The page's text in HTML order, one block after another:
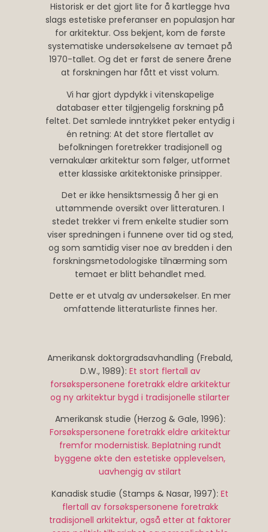
Historisk er det gjort lite for å kartlegge hva
slags estetiske preferanser en populasjon har
for arkitektur. Oss bekjent, kom de første
systematiske undersøkelsene av temaet på
1970-tallet. Og det er først de senere årene
at forskningen har fått et visst volum.
Vi har gjort dypdykk i vitenskapelige
databaser etter tilgjengelig forskning på
feltet. Det samlede inntrykket peker entydig i
én retning: At det store flertallet av
befolkningen foretrekker tradisjonell og
vernakulær arkitektur som følger, utformet
etter klassiske arkitektoniske prinsipper.
Det er ikke hensiktsmessig å her gi en
uttømmende oversikt over litteraturen. I
stedet trekker vi frem enkelte studier som
viser spredningen i funnene over tid og sted,
og som samtidig viser noe av bredden i den
forskningsmetodologiske tilnærming som
temaet er blitt behandlet med.
Dette er et utvalg av undersøkelser. En mer
omfattende litteraturliste finnes her.
Amerikansk doktorgradsavhandling (Frebald,
D.W., 1989): Et stort flertall av
forsøkspersonene foretrakk eldre arkitektur
og ny arkitektur bygd i tradisjonelle stilarter
Amerikansk studie (Herzog & Gale, 1996):
Forsøkspersonene foretrakk eldre arkitektur
fremfor modernistisk. Beplatning rundt
byggene økte den estetiske opplevelsen,
uavhengig av stilart
Kanadisk studie (Stamps & Nasar, 1997): Et
flertall av forsøkspersonene foretrakk
tradisjonell arkitektur, også etter at faktorer